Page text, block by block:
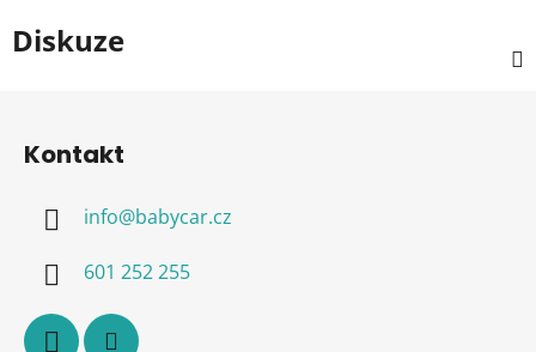
Diskuze
Kontakt
info@babycar.cz
601 252 255